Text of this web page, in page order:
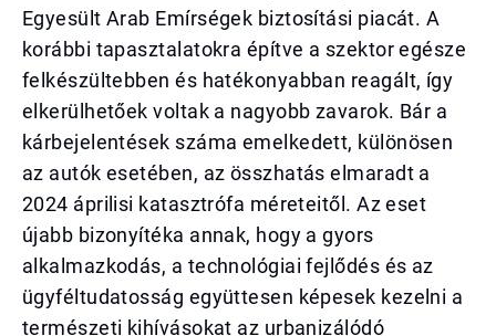
Egyesült Arab Emírségek biztosítási piacát. A
korábbi tapasztalatokra építve a szektor egésze
felkészültebben és hatékonyabban reagált, így
elkerülhetőek voltak a nagyobb zavarok. Bár a
kárbejelentések száma emelkedett, különösen
az autók esetében, az összhatás elmaradt a
2024 áprilisi katasztrófa méreteitől. Az eset
újabb bizonyítéka annak, hogy a gyors
alkalmazkodás, a technológiai fejlődés és az
ügyféltudatosság együttesen képesek kezelni a
természeti kihívásokat az urbanizálódó